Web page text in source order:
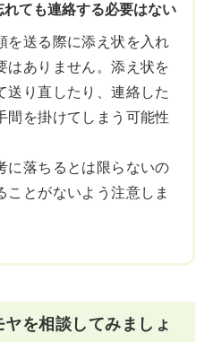
ても連絡する必要はない
を送る際に添え状を入れ
はありません。添え状を
送り直したり、連絡した
間を掛けてしまう可能性
に落ちるとは限らないの
ことがないよう注意しま
を相談してみましょ